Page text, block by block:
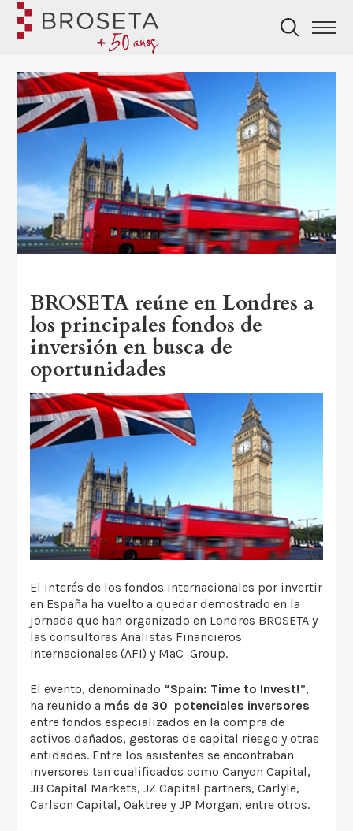
BROSETA reúne en Londres a
los principales fondos de
inversión en busca de
oportunidades
El interés de los fondos internacionales por invertir
en España ha vuelto a quedar demostrado en la
jornada que han organizado en Londres BROSETA y
las consultoras Analistas Financieros
Internacionales (AFI) y MaC Group.
El evento, denominado “Spain: Time to Invest!”,
ha reunido a más de 30 potenciales inversores
entre fondos especializados en la compra de
activos dañados, gestoras de capital riesgo y otras
entidades. Entre los asistentes se encontraban
inversores tan cualificados como Canyon Capital,
JB Capital Markets, JZ Capital partners, Carlyle,
Carlson Capital, Oaktree y JP Morgan, entre otros.